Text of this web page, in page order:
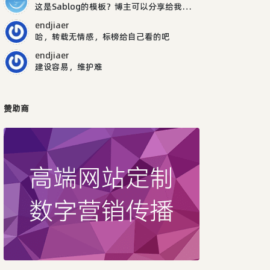
这是Sablog的模板？博主可以分享给我吗，谢谢
endjiaer
哈，转载无情感，标榜给自己看的吧
endjiaer
建设容易，维护难
赞助商